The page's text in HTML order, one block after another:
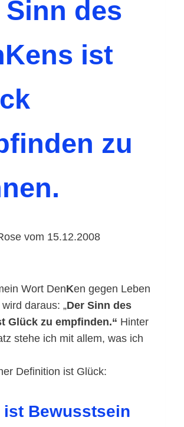
Sinn des
ist
zu
vom 15.12.2008
Wort DenKen gegen Leben
daraus: „Der Sinn des
Glück zu empfinden.“ Hinter
stehe ich mit allem, was ich
Definition ist Glück:
ist Bewusstsein